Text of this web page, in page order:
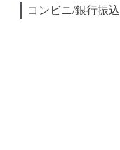
コンビニ/銀行振込